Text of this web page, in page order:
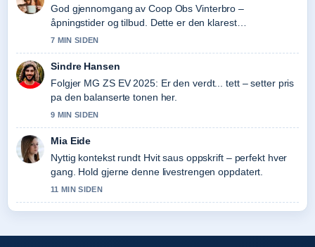
God gjennomgang av Coop Obs Vinterbro –
åpningstider og tilbud. Dette er den klarest
oppsummeringen i dag.
7 MIN SIDEN
Sindre Hansen
Folgjer MG ZS EV 2025: Er den verdt... tett – setter pris
pa den balanserte tonen her.
9 MIN SIDEN
Mia Eide
Nyttig kontekst rundt Hvit saus oppskrift – perfekt hver
gang. Hold gjerne denne livestrengen oppdatert.
11 MIN SIDEN